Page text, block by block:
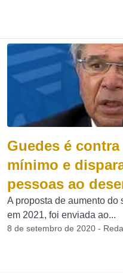
Guedes é
mínimo e
pessoas ao
A proposta de aumento do
em 2021, foi enviada ao...
8 de setembro de 2020 -